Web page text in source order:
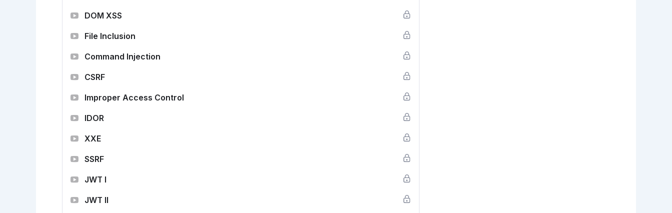
DOM XSS
File Inclusion
Command Injection
CSRF
Improper Access Control
IDOR
XXE
SSRF
JWT I
JWT II